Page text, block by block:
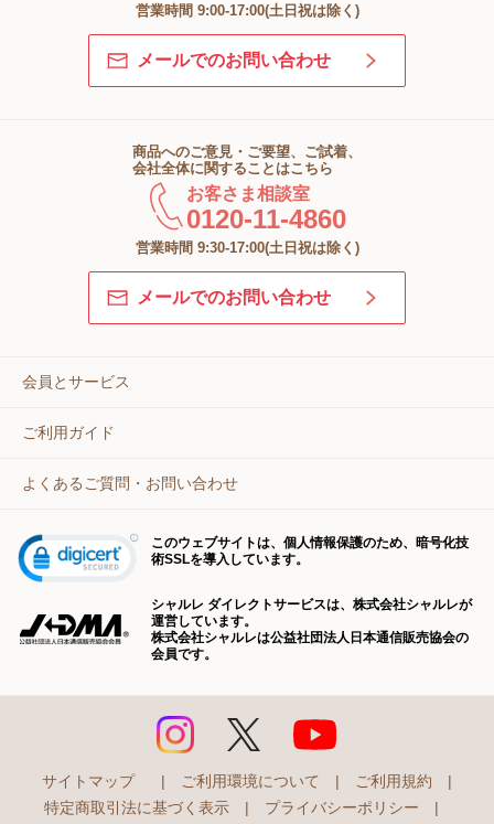
営業時間 9:00-17:00(土日祝は除く)
メールでのお問い合わせ
商品へのご意見・ご要望、ご試着、
会社全体に関することはこちら
お客さま相談室
0120-11-4860
営業時間 9:30-17:00(土日祝は除く)
メールでのお問い合わせ
会員とサービス
ご利用ガイド
よくあるご質問・お問い合わせ
このウェブサイトは、個人情報保護のため、暗号化技
術SSLを導入しています。
シャルレ ダイレクトサービスは、株式会社シャルレが
運営しています。
株式会社シャルレは公益社団法人日本通信販売協会の
会員です。
サイトマップ | ご利用環境について | ご利用規約
|
特定商取引法に基づく表示
| プライバシーポリシー |